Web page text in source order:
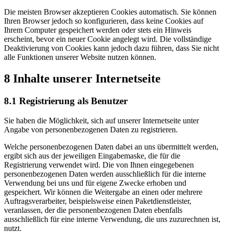
Die meisten Browser akzeptieren Cookies automatisch. Sie können
Ihren Browser jedoch so konfigurieren, dass keine Cookies auf
Ihrem Computer gespeichert werden oder stets ein Hinweis
erscheint, bevor ein neuer Cookie angelegt wird. Die vollständige
Deaktivierung von Cookies kann jedoch dazu führen, dass Sie nicht
alle Funktionen unserer Website nutzen können.
8 Inhalte unserer Internetseite
8.1 Registrierung als Benutzer
Sie haben die Möglichkeit, sich auf unserer Internetseite unter
Angabe von personenbezogenen Daten zu registrieren.
Welche personenbezogenen Daten dabei an uns übermittelt werden,
ergibt sich aus der jeweiligen Eingabemaske, die für die
Registrierung verwendet wird. Die von Ihnen eingegebenen
personenbezogenen Daten werden ausschließlich für die interne
Verwendung bei uns und für eigene Zwecke erhoben und
gespeichert. Wir können die Weitergabe an einen oder mehrere
Auftragsverarbeiter, beispielsweise einen Paketdienstleister,
veranlassen, der die personenbezogenen Daten ebenfalls
ausschließlich für eine interne Verwendung, die uns zuzurechnen ist,
nutzt.